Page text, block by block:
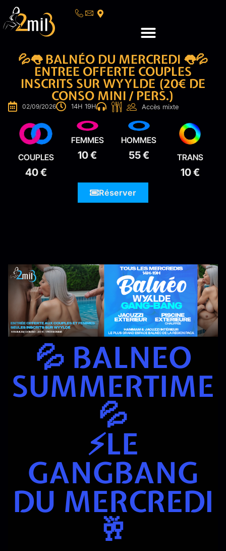
💦👅 BALNÉO DU MERCREDI 👅💦
ENTREE OFFERTE COUPLES
INSCRITS SUR WYYLDE (20€ DE
CONSO MINI / PERS.)
02/09/2026 14H 19H Accès mixte
COUPLES
40 €
FEMMES
10 €
HOMMES
55 € TRANS
10 €
Réserver
💦 BALNEO
SUMMERTIME
💦
⚡LE
GANGBANG
DU MERCREDI
🥂